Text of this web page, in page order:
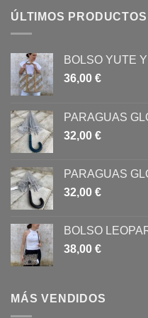
ÚLTIMOS PRODUCTOS
BOLSO YUTE
36,00 €
PARAGUAS
32,00 €
PARAGUAS
32,00 €
BOLSO
38,00 €
MÁS VENDIDOS